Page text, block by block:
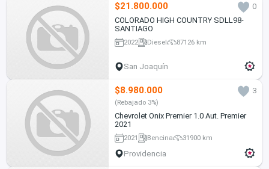
$21.800.000
0
COLORADO HIGH COUNTRY SDLL98-
SANTIAGO
2022 Diesel 87126 km
San Joaquín
$8.980.000 3
(Rebajado 3%)
Chevrolet Onix Premier 1.0 Aut. Premier
2021
2021 Bencina 31900 km
Providencia